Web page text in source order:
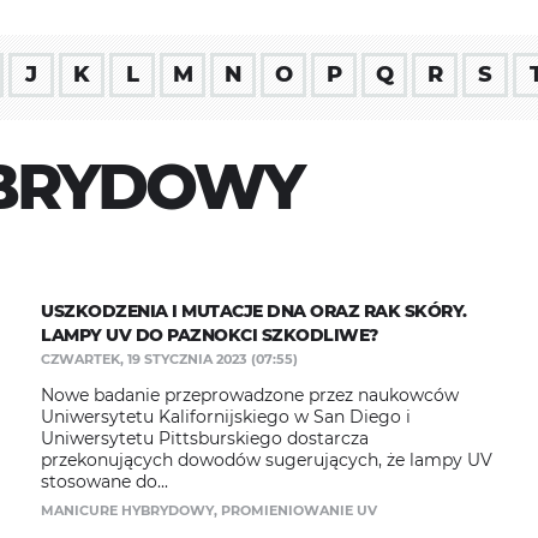
J K L M N O P Q R S
USZKODZENIA I MUTACJE DNA ORAZ RAK SKÓRY.
LAMPY UV DO PAZNOKCI SZKODLIWE?
CZWARTEK, 19 STYCZNIA 2023 (07:55)
Nowe badanie przeprowadzone przez naukowców
Uniwersytetu Kalifornijskiego w San Diego i
Uniwersytetu Pittsburskiego dostarcza
przekonujących dowodów sugerujących, że lampy UV
stosowane do...
MANICURE HYBRYDOWY, PROMIENIOWANIE UV